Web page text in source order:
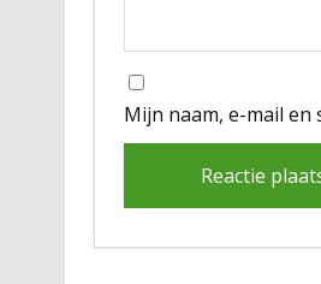
Mijn naam, e-mail
Alternative: